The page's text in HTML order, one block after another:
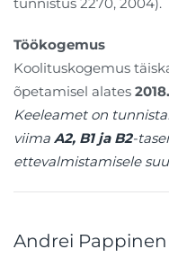
Töökogemus
Koolituskogemus
õpetamisel alates
Keeleamet on
viima A2, B1 ja B2-
ettevalmistamisele
Andrei Pappinen